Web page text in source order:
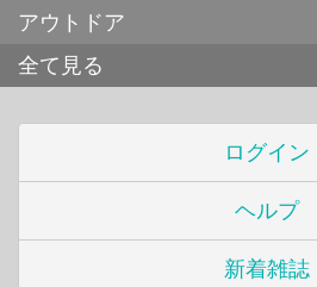
アウトドア
全て見る
ログイン
ヘルプ
新着雑誌